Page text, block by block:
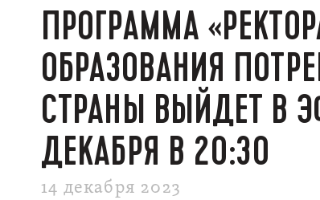
ПРОГРАММА
ОБРАЗОВАНИЯ
СТРАНЫ ВЫЙДЕТ В
ДЕКАБРЯ В 20:30
14 декабря 2023